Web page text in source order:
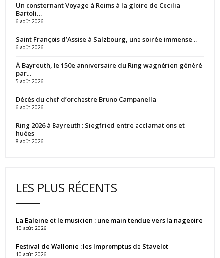
Un consternant Voyage à Reims à la gloire de Cecilia
Bartoli…
6 août 2026
Saint François d’Assise à Salzbourg, une soirée immense…
6 août 2026
À Bayreuth, le 150e anniversaire du Ring wagnérien généré
par…
5 août 2026
Décès du chef d’orchestre Bruno Campanella
6 août 2026
Ring 2026 à Bayreuth : Siegfried entre acclamations et
huées
8 août 2026
LES PLUS RÉCENTS
La Baleine et le musicien : une main tendue vers la nageoire
10 août 2026
Festival de Wallonie : les Impromptus de Stavelot
10 août 2026